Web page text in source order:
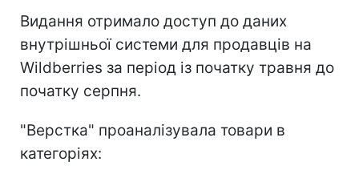
Видання отримало доступ до даних
внутрішньої системи для продавців на
Wildberries за період із початку травня до
початку серпня.
"Верстка" проаналізувала товари в
категоріях: